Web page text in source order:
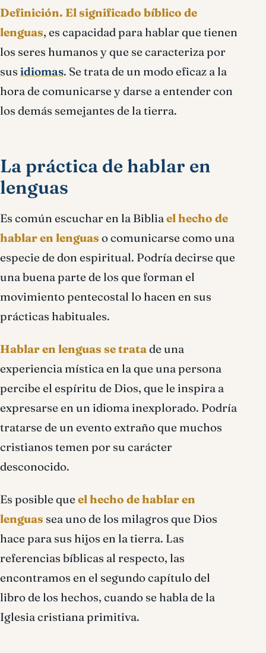
Definición. El significado bíblico de
lenguas, es capacidad para hablar que tienen
los seres humanos y que se caracteriza por
sus idiomas. Se trata de un modo eficaz a la
hora de comunicarse y darse a entender con
los demás semejantes de la tierra.
La práctica de hablar en
lenguas
Es común escuchar en la Bibliael hecho de
hablar en lenguas o comunicarse como una
especie de don espiritual. Podría decirse que
una buena parte de los que forman el
movimiento pentecostal lo hacen en sus
prácticas habituales.
Hablar en lenguas se tratade una
experiencia mística en la que una persona
percibe el espíritu de Dios, que le inspira a
expresarse en un idioma inexplorado. Podría
tratarse de un evento extraño que muchos
cristianos temen por su carácter
desconocido.
Es posible que el hecho de hablar en
lenguas sea uno de los milagros que Dios
hace para sus hijos en la tierra. Las
referencias bíblicas al respecto, las
encontramos en el segundo capítulo del
libro de los hechos, cuando se habla de la
Iglesia cristiana primitiva.